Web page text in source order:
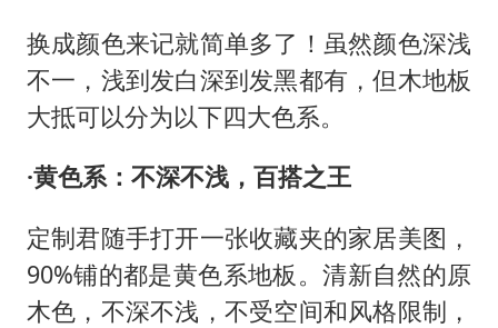
换成颜色来记就简单多了！虽然颜色深浅
不一，浅到发白深到发黑都有，但木地板
大抵可以分为以下四大色系。
·黄色系：不深不浅，百搭之王
定制君随手打开一张收藏夹的家居美图，
90%铺的都是黄色系地板。清新自然的原
木色，不深不浅，不受空间和风格限制，